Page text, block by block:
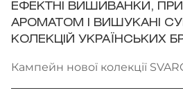
ЕФЕКТНІ ВИШИВАНКИ,
АРОМАТОМ І ВИШУКАНІ
КОЛЕКЦІЙ УКРАЇНСЬКИХ
Кампейн нової колекції